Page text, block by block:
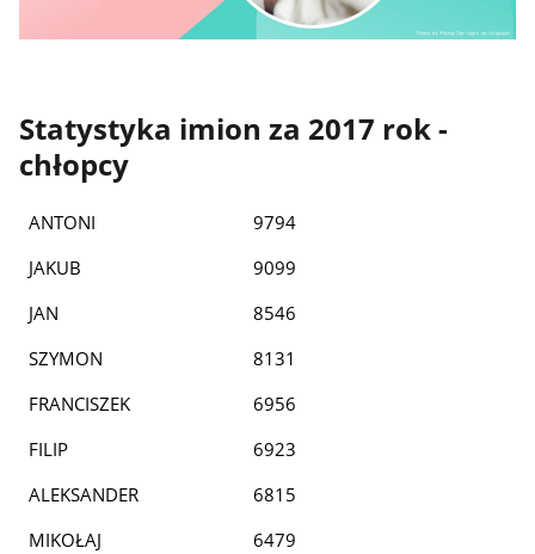
Statystyka imion za 2017 rok -
chłopcy
ANTONI
9794
JAKUB
9099
JAN
8546
SZYMON
8131
FRANCISZEK
6956
FILIP
6923
ALEKSANDER
6815
MIKOŁAJ
6479